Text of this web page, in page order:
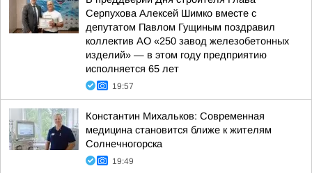
Серпухова Алексей Шимко вместе с
депутатом Павлом Гущиным поздравил
коллектив АО «250 завод железобетонных
изделий» — в этом году предприятию
исполняется 65 лет
19:57
Константин Михальков: Современная
медицина становится ближе к жителям
Солнечногорска
19:49